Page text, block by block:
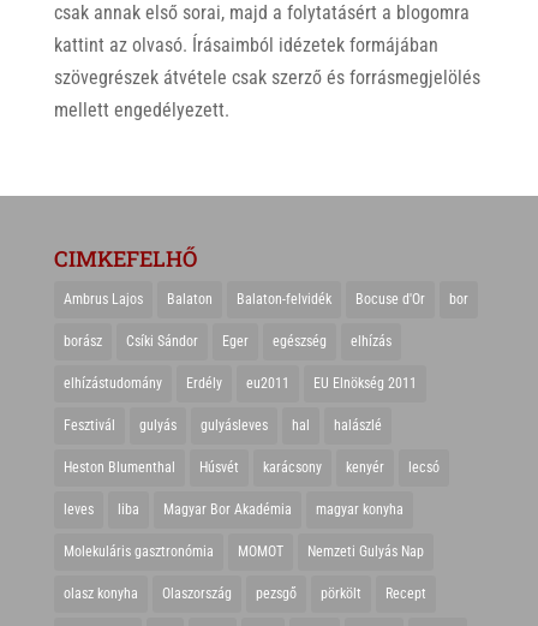
csak annak első sorai, majd a folytatásért a blogomra
kattint az olvasó. Írásaimból idézetek formájában
szövegrészek átvétele csak szerző és forrásmegjelölés
mellett engedélyezett.
CIMKEFELHŐ
Ambrus Lajos Balaton Balaton-felvidék Bocuse d'Or bor
borász Csíki Sándor Eger egészség elhízás
elhízástudomány Erdély eu2011 EU Elnökség 2011
Fesztivál gulyás gulyásleves hal halászlé
Heston Blumenthal Húsvét karácsony kenyér lecsó
leves liba Magyar Bor Akadémia magyar konyha
Molekuláris gasztronómia MOMOT Nemzeti Gulyás Nap
olasz konyha Olaszország pezsgő pörkölt Recept